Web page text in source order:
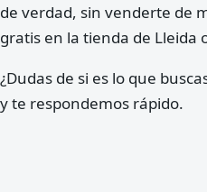
de verdad, sin venderte de
gratis en la tienda de Lleida
¿Dudas de si es lo que
y te respondemos rápido.